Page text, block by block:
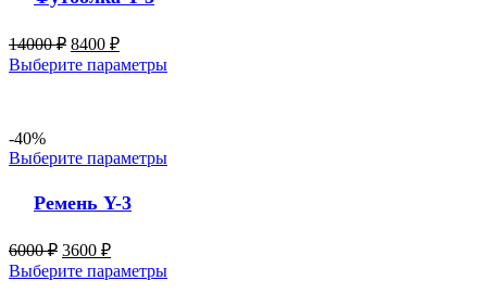
14000₽ 8400 ₽
Выберите параметры
-40%
Выберите параметры
Ремень Y-3
6000₽ 3600 ₽
Выберите параметры